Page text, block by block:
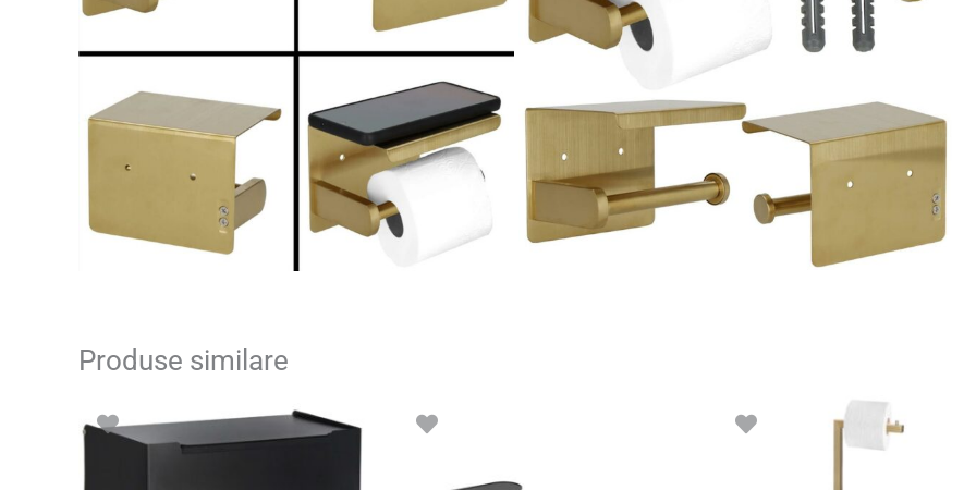
Produse similare